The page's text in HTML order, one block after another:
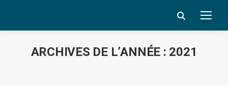
Search:
ARCHIVES DE L’ANNÉE : 2021